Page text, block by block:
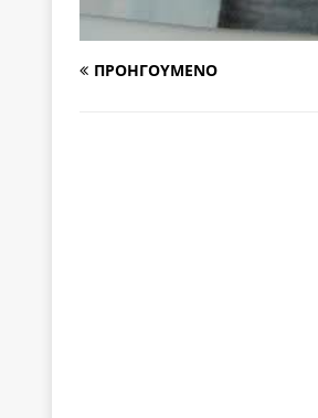
ΠΡΟΗΓΟΥΜΕΝΟ